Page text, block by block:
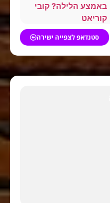
באמצע הלילה? קובי
קוריאט
סטנדאפ לצפייה ישירה